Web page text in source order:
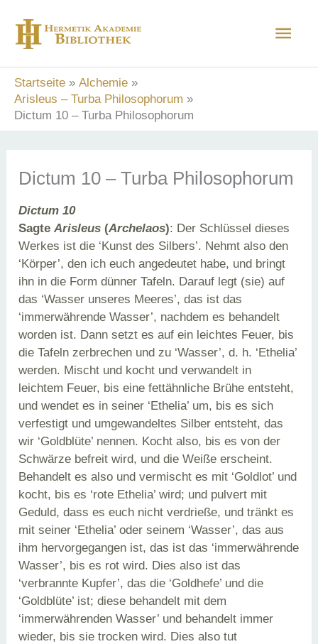
Inhalt
springen
Startseite
Alchemie
Arisleus – Turba Philosophorum
Dictum 10 – Turba Philosophorum
Dictum 10 – Turba Philosophorum
Dictum 10
SagteArisleus (Archelaos): Der Schlüssel dieses
Werkes ist die ‘Kunst des Silbers’. Nehmt also den
‘Körper’, den ich euch angedeutet habe, und bringt
ihn in die Form dünner Tafeln. Darauf legt (sie) auf
das ‘Wasser unseres Meeres’, das ist das
‘immerwährende Wasser’, nachdem es behandelt
worden ist. Dann setzt es auf ein leichtes Feuer, bis
die Tafeln zerbrechen und zu ‘Wasser’, d. h. ‘Ethelia’
werden. Mischt und kocht und verwandelt in
leichtem Feuer, bis eine fettähnliche Brühe entsteht,
und wendet es in seiner ‘Ethelia’ um, bis es sich
verfestigt und umgewandeltes Silber entsteht, das
wir ‘Goldblüte’ nennen. Kocht also, bis es von der
Schwärze befreit wird, und die Weiße erscheint.
Behandelt es also und vermischt es mit ‘Goldlot’ und
kocht, bis es ‘rote Ethelia’ wird; und pulvert mit
Geduld, dass es euch nicht verdrieße, und tränkt es
mit seiner ‘Ethelia’ oder seinem ‘Wasser’, das aus
ihm hervorgegangen ist, das ist das ‘immerwährende
Wasser’, bis es rot wird. Dies also ist das
‘verbrannte Kupfer’, das die ‘Goldhefe’ und die
‘Goldblüte’ ist; diese behandelt mit dem
‘immerwährenden Wasser’ und behandelt immer
wieder, bis sie trocken wird. Dies also tut